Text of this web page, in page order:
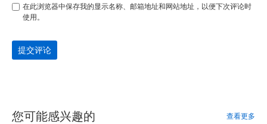
在此浏览器中保存我的显示名称、邮箱地址和网站地址，以便下次评论时
使用。
提交评论
您可能感兴趣的 查看更多